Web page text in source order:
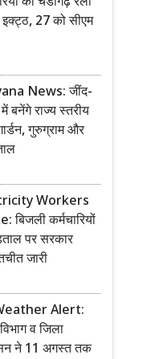
इक्ट्ठ, 27 को सीएम
News: जींद-
में बनेंगे राज्य स्तरीय
गुरुग्राम और
Workers
बिजली कर्मचारियों
पर सरकार
जारी
Alert:
व जिला
ने 11 अगस्त तक